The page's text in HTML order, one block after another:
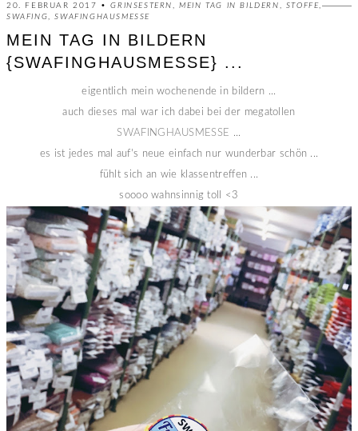
20. FEBRUAR 2017 •GRINSESTERN ,MEIN TAG IN BILDERN STOFFE ,
SWAFING
SWAFINGHAUSMESSE
MEIN TAG IN BILDERN
{SWAFINGHAUSMESSE} ...
eigentlich mein wochenende in bildern ...
auch dieses mal war ich dabei bei der megatollen
SWAFINGHAUSMESSE ...
es ist jedes mal auf's neue einfach nur wunderbar schön ...
fühlt sich an wie klassentreffen ...
soooo wahnsinnig toll <3